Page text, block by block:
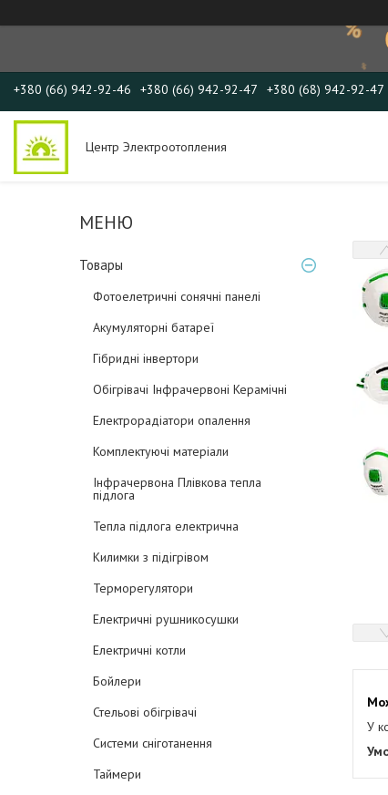
+380 (66) 942-92-46 +380 (66) 942-92-47 +380 (68) 942-92-47
Центр Электроотопления
Товары
Фотоелетричні cонячні панелі
Акумуляторні батареї
Гібридні інвертори
Обігрівачі Інфрачервоні Керамічні
Електрорадіатори опалення
Комплектуючі матеріали
Інфрачервона Плівкова тепла
підлога
Тепла підлога електрична
Килимки з підігрівом
Терморегулятори
Електричні рушникосушки
Електричні котли
Бойлери
Стельові обігрівачі
Системи сніготанення
Таймери
У